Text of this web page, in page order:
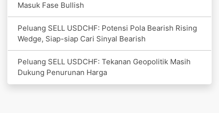
Masuk Fase Bullish
Peluang SELL USDCHF: Potensi Pola Bearish Rising
Wedge, Siap-siap Cari Sinyal Bearish
Peluang SELL USDCHF: Tekanan Geopolitik Masih
Dukung Penurunan Harga